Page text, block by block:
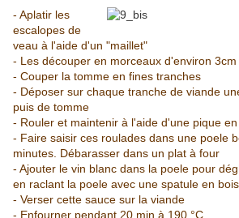
- Aplatir les
escalopes de
veau à l'aide d'un "maillet"
- Les découper en morceaux d'environ 3cm
- Couper la tomme en fines tranches
- Déposer sur chaque tranche de viande
puis de tomme
- Rouler et maintenir à l'aide d'une pique
- Faire saisir ces roulades dans une poele
minutes. Débarasser dans un plat à four
- Ajouter le vin blanc dans la poele pour
en raclant la poele avec une spatule en bois
- Verser cette sauce sur la viande
- Enfourner pendant 20 min à 190 °C